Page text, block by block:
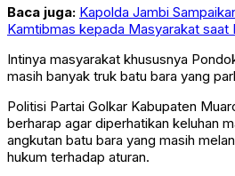
Baca juga: Kapolda Jambi
Kamtibmas kepada Masyarakat saat
Intinya masyarakat khususnya
masih banyak truk batu bara yang
Politisi Partai Golkar Kabupaten
berharap agar diperhatikan keluhan
angkutan batu bara yang masih
hukum terhadap aturan.